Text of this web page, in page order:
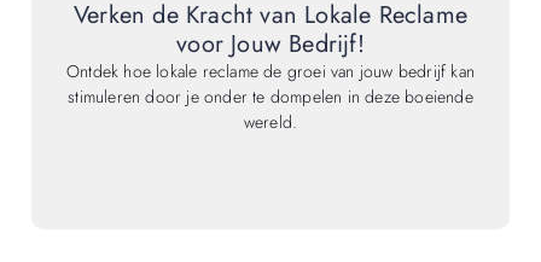
Verken de Kracht van Lokale Reclame
voor Jouw Bedrijf!
Ontdek hoe lokale reclame de groei van jouw bedrijf kan
stimuleren door je onder te dompelen in deze boeiende
wereld.